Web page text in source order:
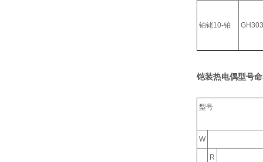
铂铑10-铂
铠装热电偶型号
型号
W
R